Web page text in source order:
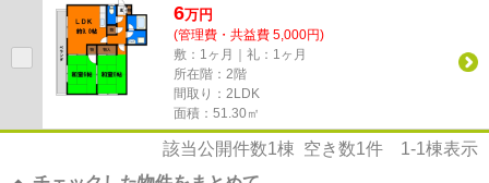
6万円
(管理費・共益費 5,000円)
敷：1ヶ月｜礼：1ヶ月
所在階：2階
間取り：2LDK
面積：51.30㎡
該当公開件数1棟 空き数1件 1-1棟表示